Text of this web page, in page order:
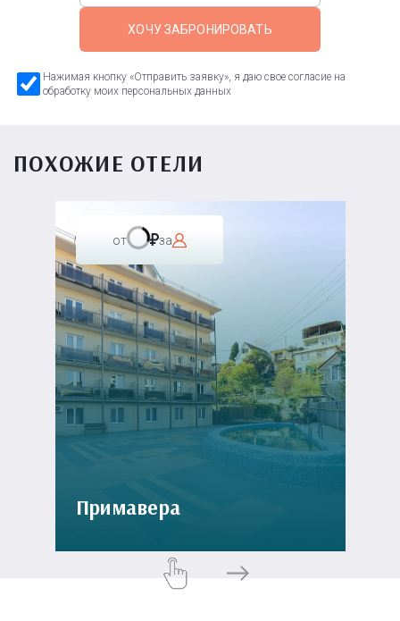
ХОЧУ ЗАБРОНИРОВАТЬ
Нажимая кнопку «Отправить заявку», я даю свое согласие на
обработку моих персональных данных
ПОХОЖИЕ ОТЕЛИ
от за
Примавера